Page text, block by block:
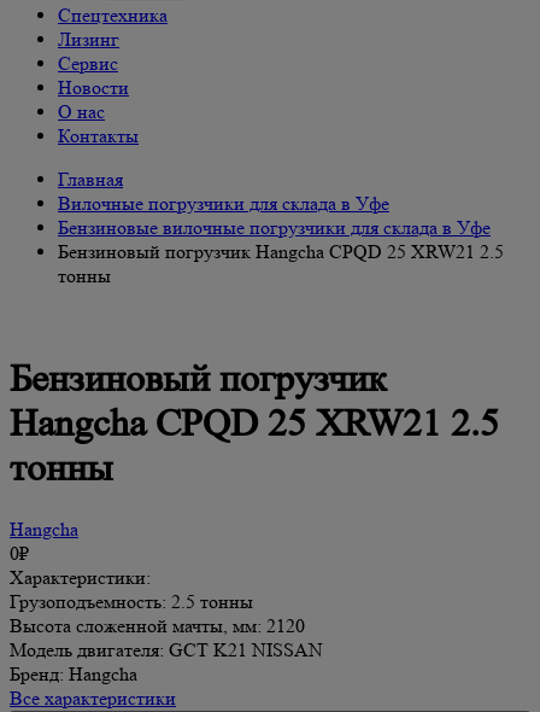
Спецтехника
Лизинг
Сервис
Новости
О нас
Контакты
Главная
Вилочные погрузчики для склада в Уфе
Бензиновые вилочные погрузчики для склада в Уфе
Бензиновый погрузчик Hangcha CPQD 25 XRW21 2.5
тонны
Бензиновый погрузчик
Hangcha CPQD 25 XRW21 2.5
тонны
Hangcha
0₽
Характеристики:
Грузоподъемность: 2.5 тонны
Высота сложенной мачты, мм: 2120
Модель двигателя: GCT K21 NISSAN
Бренд: Hangcha
Все характеристики